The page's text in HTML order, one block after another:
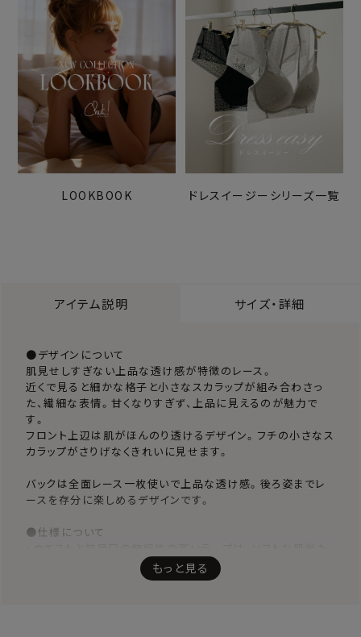
LOOKBOOK ドレスイージーシリーズ一覧
アイテム説明 サイズ・詳細
●デザインについて
肌見せしすぎない上品な透け感が特徴のレース。
近くで見ると細かな格子と小さなスカラップが組み合わさっ
た、繊細な表情。甘くなりすぎず、上品に見えるのが魅力で
す。
フロント上辺は肌がほんのり透けるデザイン。フチの小さなス
カラップがさりげなくきれいに見せます。
バックは全面レース一枚使いで上品な透け感。後ろ姿までレ
ースを存分に楽しめるデザインです。
●仕様について
りで食い込みにくく快適にフィットします。
・後ろ足口は、レースの小さなスカラップをデザインとして残
もっと見る